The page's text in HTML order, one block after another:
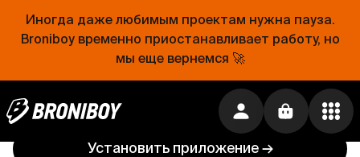
Иногда даже любимым проектам нужна пауза.
Broniboy временно приостанавливает работу, но
мы еще вернемся 🚀
Проще, чем открыть холодильник
Broniboy и закажи еду из любимого ресторана
прямо сейчас!
Установить приложение →